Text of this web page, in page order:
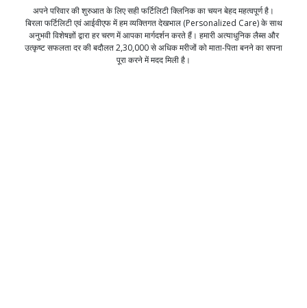
अपने परिवार की शुरुआत के लिए सही फर्टिलिटी क्लिनिक का चयन बेहद महत्वपूर्ण है।
बिरला फर्टिलिटी एवं आईवीएफ में हम व्यक्तिगत देखभाल (Personalized Care) के साथ
अनुभवी विशेषज्ञों द्वारा हर चरण में आपका मार्गदर्शन करते हैं। हमारी अत्याधुनिक लैब्स और
उत्कृष्ट सफलता दर की बदौलत 2,30,000 से अधिक मरीजों को माता-पिता बनने का सपना
पूरा करने में मदद मिली है।